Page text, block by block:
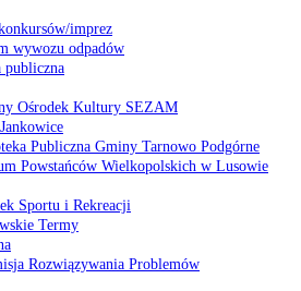
imprez
wywozu odpadów
publiczna
Ośrodek Kultury SEZAM
Publiczna Gminy Tarnowo Podgórne
Powstańców Wielkopolskich w Lusowie
Sportu i Rekreacji
Termy
Rozwiązywania Problemów